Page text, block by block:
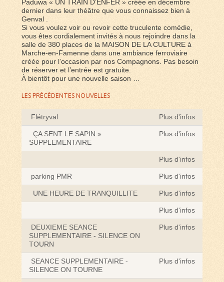
Paduwa « UN TRAIN D’ENFER » créée en décembre
dernier dans leur théâtre que vous connaissez bien à
Genval .
Si vous voulez voir ou revoir cette truculente comédie,
vous êtes cordialement invités à nous rejoindre dans la
salle de 380 places de la MAISON DE LA CULTURE à
Marche-en-Famenne dans une ambiance ferroviaire
créée pour l’occasion par nos Compagnons. Pas besoin
de réserver et l’entrée est gratuite.
À bientôt pour une nouvelle saison …
LES PRÉCÉDENTES NOUVELLES
Flétryval Plus d'infos
ÇA SENT LE SAPIN »
SUPPLEMENTAIRE
Plus d'infos
Plus d'infos
parking PMR Plus d'infos
UNE HEURE DE TRANQUILLITE Plus d'infos
Plus d'infos
DEUXIEME SEANCE
SUPPLEMENTAIRE - SILENCE ON
TOURN
Plus d'infos
SEANCE SUPPLEMENTAIRE -
SILENCE ON TOURNE
Plus d'infos